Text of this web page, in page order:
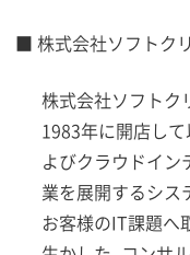
■ 株式会社ソフトク
株式会社ソフトク
1983年に開店して
よびクラウドイ
業を展開するシス
お客様のIT課題へ